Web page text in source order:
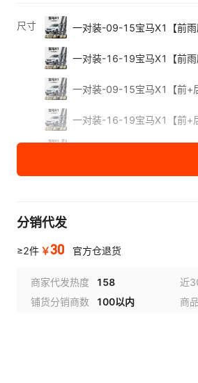
尺寸 一对装-09-15宝马X1【前雨
一对装-16-19宝马X1【前雨
一对装-09-15宝马X1【前+
一对装-16-19宝马X1【前+
两对装-09-15宝马X1【前雨
分销代发
≥2件 ￥30 官方仓退货
商家代发热度 158
近
铺货分销商数
100以内 商